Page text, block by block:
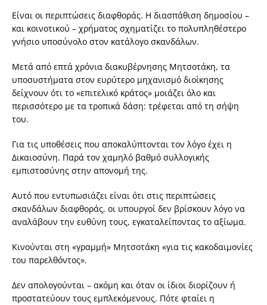
Είναι οι περιπτώσεις διαφθοράς. Η διασπάθιση δημοσίου –
και κοινοτικού – χρήματος σχηματίζει το πολυπληθέστερο
γνήσιο υποσύνολο στον κατάλογο σκανδάλων.
Μετά από επτά χρόνια διακυβέρνησης Μητσοτάκη, τα
υποσυστήματα στον ευρύτερο μηχανισμό διοίκησης
δείχνουν ότι το «επιτελικό κράτος» μοιάζει όλο και
περισσότερο με τα τροπικά δάση: τρέφεται από τη σήψη
του.
Για τις υποθέσεις που αποκαλύπτονται τον λόγο έχει η
Δικαιοσύνη. Παρά τον χαμηλό βαθμό συλλογικής
εμπιστοσύνης στην απονομή της.
Αυτό που εντυπωσιάζει είναι ότι στις περιπτώσεις
σκανδάλων διαφθοράς, οι υπουργοί δεν βρίσκουν λόγο να
αναλάβουν την ευθύνη τους, εγκαταλείποντας το αξίωμα.
Κινούνται στη «γραμμή» Μητσοτάκη «για τις κακοδαιμονίες
του παρελθόντος».
Δεν απολογούνται – ακόμη και όταν οι ίδιοι διορίζουν ή
προστατεύουν τους εμπλεκόμενους. Πότε φταίει η